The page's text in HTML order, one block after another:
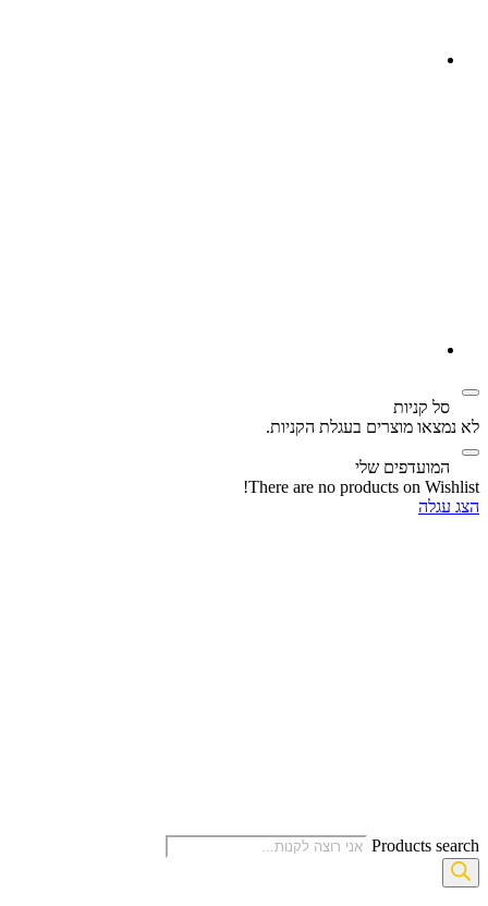
סל קניות‬
לא נמצאו מוצרים בעגלת הקניות.
המועדפים שלי
There are no products on Wishlist!
הצג עגלה
Products search